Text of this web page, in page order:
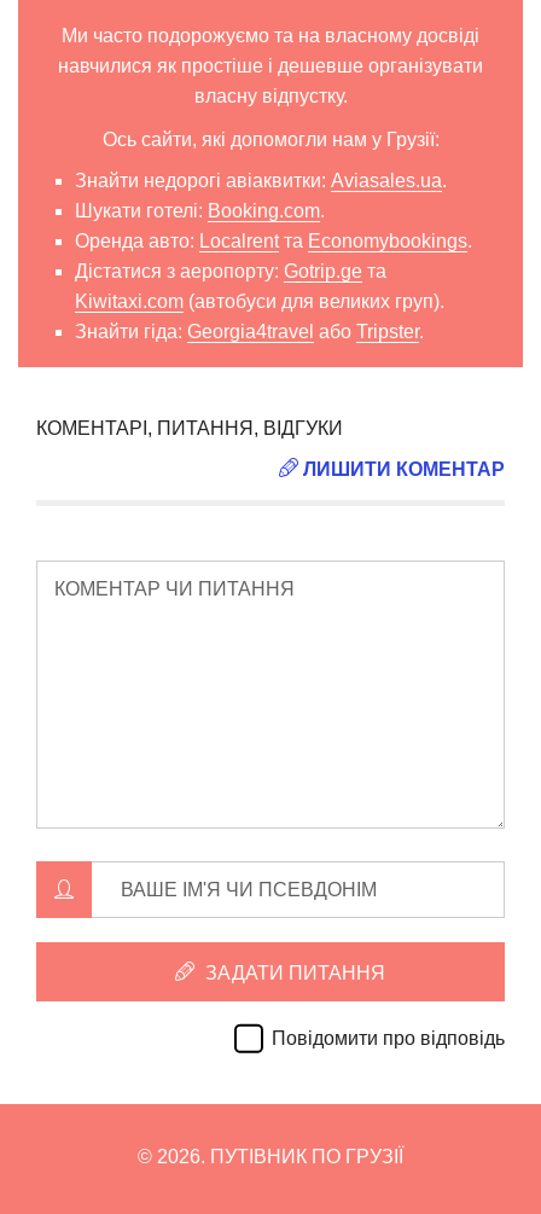
Ми часто подорожуємо та на власному досвіді
навчилися як простіше і дешевше організувати
власну відпустку.
Ось сайти, які допомогли нам у Грузії:
Знайти недорогі авіаквитки: Aviasales.ua.
Шукати готелі: Booking.com.
Оренда авто: Localrentта Economybookings.
Дістатися з аеропорту: Gotrip.ge та
Kiwitaxi.com (автобуси для великих груп).
Знайти гіда: Georgia4travel або Tripster.
КОМЕНТАРІ, ПИТАННЯ, ВІДГУКИ
ЛИШИТИ КОМЕНТАР
КОМЕНТАР ЧИ ПИТАННЯ
ВАШЕ ІМ'Я ЧИ ПСЕВДОНІМ
ЗАДАТИ ПИТАННЯ
Повідомити про відповідь
E
© 2026. ПУТІВНИК ПО ГРУЗІЇ